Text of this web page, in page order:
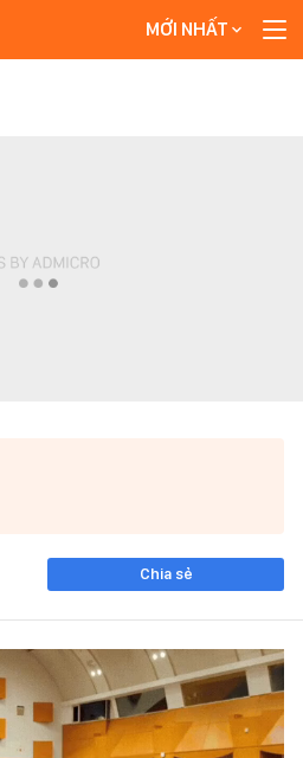
MỚI NHẤT
Chia sẻ